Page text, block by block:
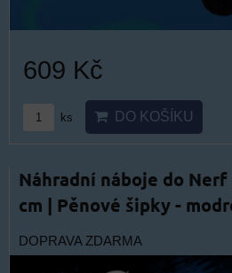
609 Kč
ks DO KOŠÍKU
Náhradní náboje do Nerf
cm | Pěnové šipky -
DOPRAVA ZDARMA